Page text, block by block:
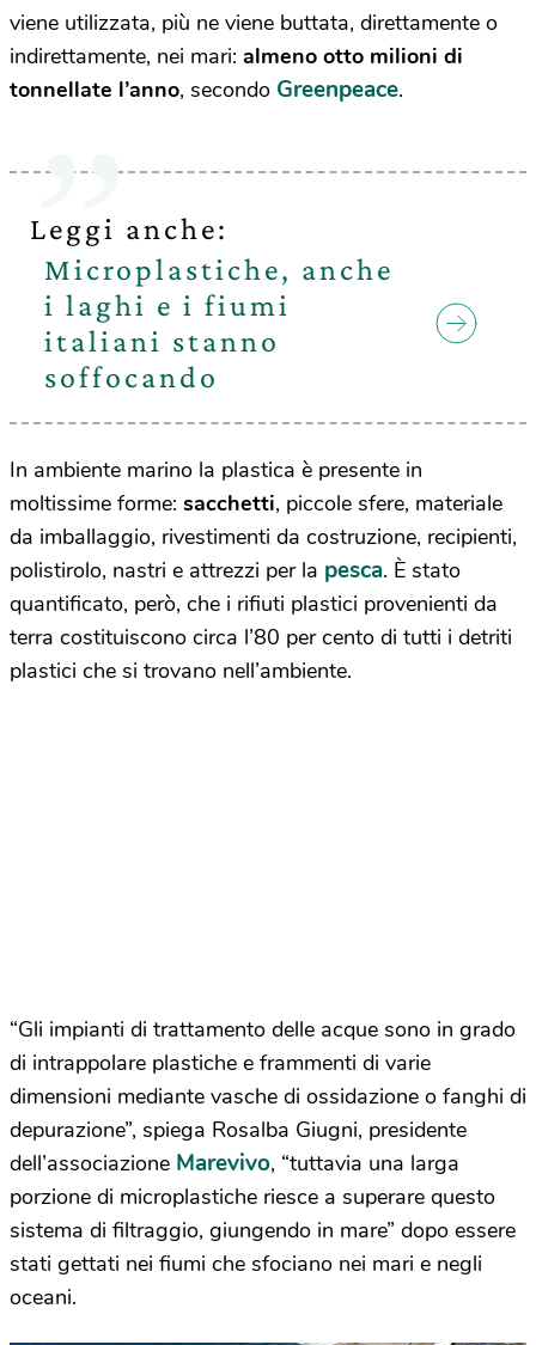
viene utilizzata, più ne viene buttata, direttamente o
indirettamente, nei mari: almeno otto milioni di
tonnellate l’anno, secondo Greenpeace.
Leggi anche:
Microplastiche, anche
i laghi e i fiumi
italiani stanno
soffocando
In ambiente marino la plastica è presente in
moltissime forme: sacchetti, piccole sfere, materiale
da imballaggio, rivestimenti da costruzione, recipienti,
polistirolo, nastri e attrezzi per la pesca. È stato
quantificato, però, che i rifiuti plastici provenienti da
terra costituiscono circa l’80 per cento di tutti i detriti
plastici che si trovano nell’ambiente.
“Gli impianti di trattamento delle acque sono in grado
di intrappolare plastiche e frammenti di varie
dimensioni mediante vasche di ossidazione o fanghi di
depurazione”, spiega Rosalba Giugni, presidente
dell’associazione Marevivo, “tuttavia una larga
porzione di microplastiche riesce a superare questo
sistema di filtraggio, giungendo in mare” dopo essere
stati gettati nei fiumi che sfociano nei mari e negli
oceani.